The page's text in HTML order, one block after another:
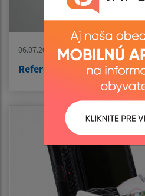
06.07.2026
Referendum 2026